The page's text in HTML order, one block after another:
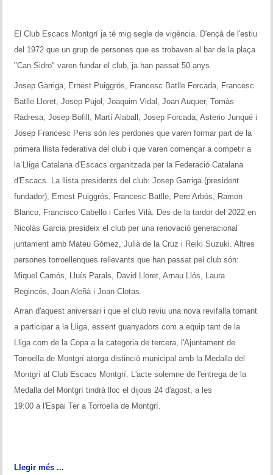
El Club Escacs Montgrí ja té mig segle de vigència. D'ençà de l'estiu
del 1972 que un grup de persones que es trobaven al bar de la plaça
"Can Sidro" varen fundar el club, ja han passat 50 anys.
Josep Garriga, Ernest Puiggrós, Francesc Batlle Forcada, Francesc
Batlle Lloret, Josep Pujol, Joaquim Vidal, Joan Auquer, Tomàs
Radresa, Josep Bofill, Martí Alaball, Josep Forcada, Asterio Junqué i
Josep Francesc Peris són les perdones que varen formar part de la
primera llista federativa del club i que varen començar a competir a
la Lliga Catalana d'Escacs organitzada per la Federació Catalana
d'Escacs. La llista presidents del club: Josep Garriga (president
fundador), Ernest Puiggrós, Francesc Batlle, Pere Arbós, Ramon
Blanco, Francisco Cabello i Carles Vilà. Des de la tardor del 2022 en
Nicolàs Garcia presideix el club per una renovació generacional
juntament amb Mateu Gómez, Julià de la Cruz i Reiki Suzuki. Altres
persones torroellenques rellevants que han passat pel club són:
Miquel Camós, Lluís Parals, David Lloret, Arnau Llós, Laura
Regincós, Joan Aleñà i Joan Clotas.
Arran d'aquest aniversari i que el club reviu una nova revifalla tornant
a participar a la Lliga, essent guanyadors com a equip tant de la
Lliga com de la Copa a la categoria de tercera, l'Ajuntament de
Torroella de Montgrí atorga distinció municipal amb la Medalla del
Montgrí al Club Escacs Montgrí. L'acte solemne de l'entrega de la
Medalla del Montgrí tindrà lloc el dijous 24 d'agost, a les
19:00 a l'Espai Ter a Torroella de Montgrí.
Llegir més ...